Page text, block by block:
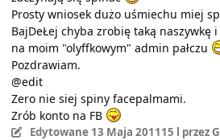
Prosty wniosek dużo uśmiechu miej
BajDeŁej chyba zrobię taką naszywkę
na moim "olyffkowym" admin pałczu
Pozdrawiam.
@edit
Zero nie siej spiny facepalmami.
Zrób konto na FB
Edytowane 13 Maja 201115 l przez